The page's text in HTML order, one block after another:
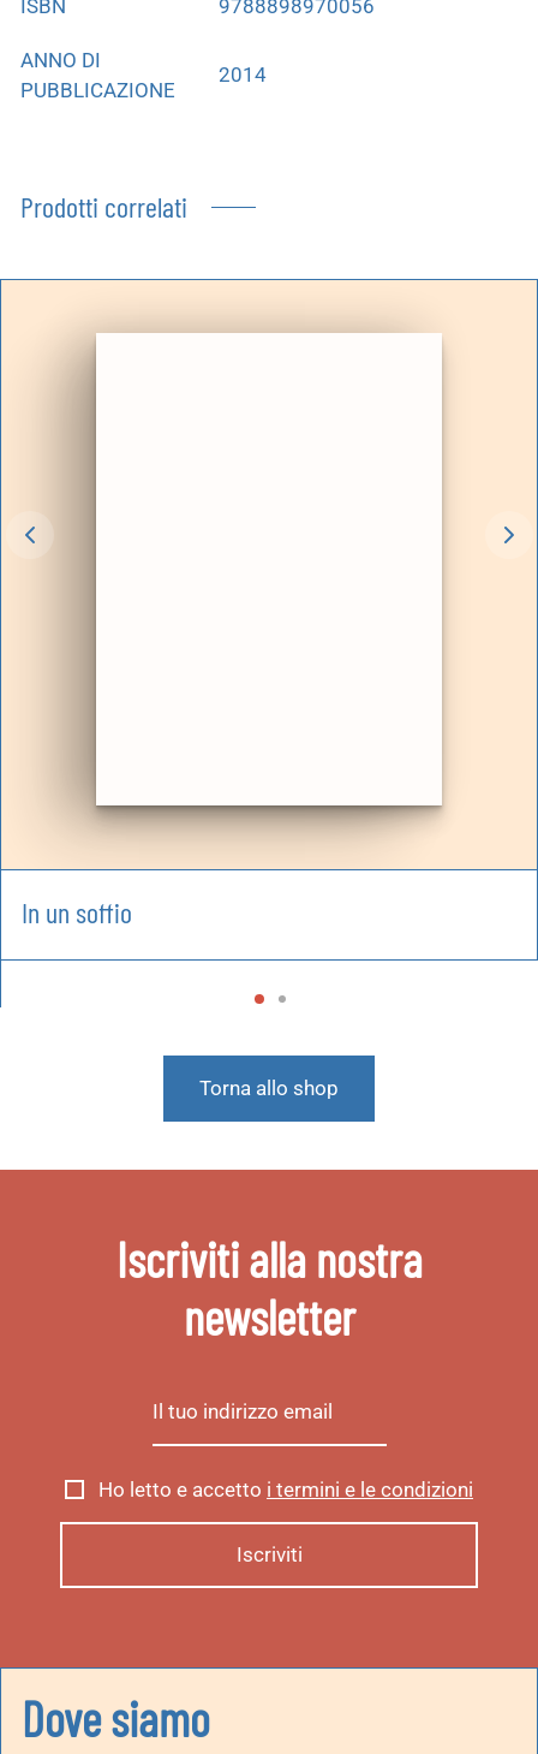
ISBN 9788898970056
ANNO DI
PUBBLICAZIONE
2014
Prodotti correlati
In un soffio
Torna allo shop
Iscriviti alla nostra
newsletter
Ho letto e accetto i termini e le condizioni
Dove siamo